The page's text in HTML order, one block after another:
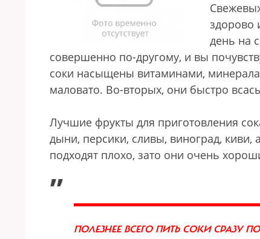
здорово
день на
совершенно по-другому, и вы
соки насыщены витаминами,
маловато. Во-вторых, они быстро
Лучшие фрукты для приготовления
дыни, персики, сливы, виноград,
подходят плохо, зато они очень
„
ПОЛЕЗНЕЕ ВСЕГО ПИТЬ СОКИ СРАЗУ